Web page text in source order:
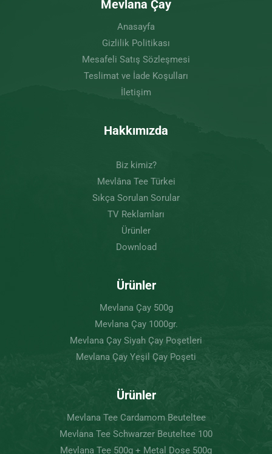
Mevlana Çay
Anasayfa
Gizlilik Politikası
Mesafeli Satış Sözleşmesi
Teslimat ve İade Koşulları
İletişim
Hakkımızda
Biz kimiz?
Mevlâna Tee Türkei
Sıkça Sorulan Sorular
TV Reklamları
Ürünler
Download
Ürünler
Mevlana Çay 500g
Mevlana Çay 1000gr.
Mevlana Çay Siyah Çay Poşetleri
Mevlana Çay Yeşil Çay Poşeti
Ürünler
Mevlana Tee Cardamom Beuteltee
Mevlana Tee Schwarzer Beuteltee 100
Mevlana Tee 500g + Metal Dose 500g